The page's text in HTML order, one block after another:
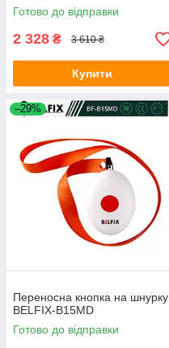
Готово до відправки
2 328 ₴ 3 610 ₴
Купити
–29%
Переносна кнопка на шнурку
BELFIX-B15MD
Готово до відправки